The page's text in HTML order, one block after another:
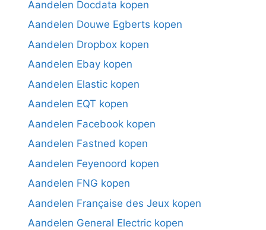
Aandelen Docdata kopen
Aandelen Douwe Egberts kopen
Aandelen Dropbox kopen
Aandelen Ebay kopen
Aandelen Elastic kopen
Aandelen EQT kopen
Aandelen Facebook kopen
Aandelen Fastned kopen
Aandelen Feyenoord kopen
Aandelen FNG kopen
Aandelen Française des Jeux kopen
Aandelen General Electric kopen